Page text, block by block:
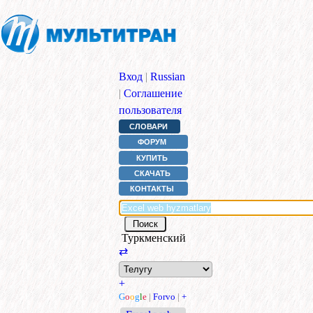
Вход | Russian
| Соглашение
пользователя
СЛОВАРИ
ФОРУМ
КУПИТЬ
СКАЧАТЬ
КОНТАКТЫ
Туркменский
⇄
+
Google | Forvo | +